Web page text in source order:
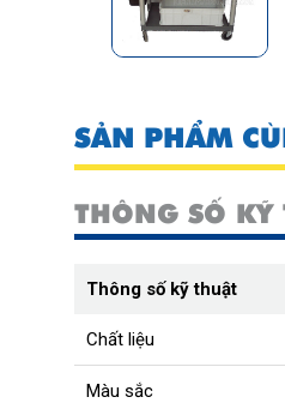
SẢN PHẨM
THÔNG SỐ
Thông số kỹ thuật
Chất liệu
Màu sắc